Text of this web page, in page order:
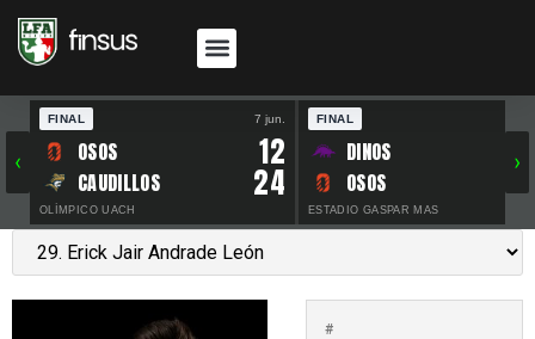
‹
FINAL 7 jun.
OSOS 12
CAUDILLOS 24
OLÍMPICO UACH
FINAL
DINOS
OSOS
ESTADIO GASPAR MAS
›
#